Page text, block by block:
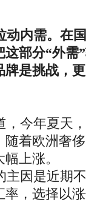
内需。在
部分“外需
是挑战，
今年夏天
着欧洲奢
上涨。
因是近期
，选择以涨